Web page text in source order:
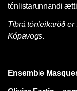
tónlistarunnandi
Tíbrá tónleikaröð er
Kópavogs.
Ensemble